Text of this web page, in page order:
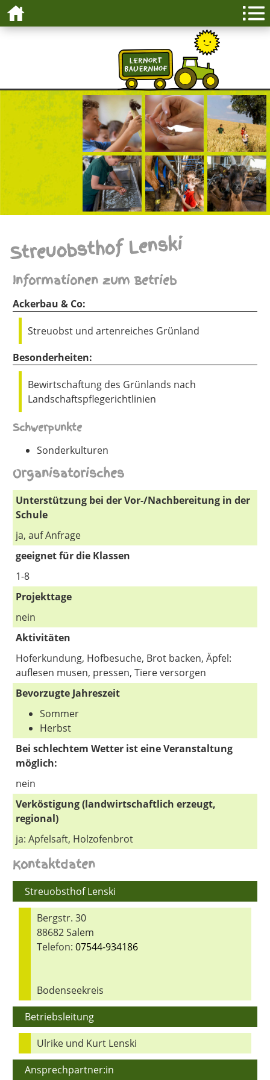
Streuobsthof Lenski
Informationen zum Betrieb
Ackerbau & Co:
Streuobst und artenreiches Grünland
Besonderheiten:
Bewirtschaftung des Grünlands nach
Landschaftspflegerichtlinien
Schwerpunkte
Sonderkulturen
Organisatorisches
Unterstützung bei der Vor-/Nachbereitung in der
Schule
ja, auf Anfrage
geeignet für die Klassen
1-8
Projekttage
nein
Aktivitäten
Hoferkundung, Hofbesuche, Brot backen, Äpfel:
auflesen musen, pressen, Tiere versorgen
Bevorzugte Jahreszeit
Sommer
Herbst
Bei schlechtem Wetter ist eine Veranstaltung
möglich:
nein
Verköstigung (landwirtschaftlich erzeugt,
regional)
ja: Apfelsaft, Holzofenbrot
Kontaktdaten
Streuobsthof Lenski
Bergstr. 30
88682 Salem
Telefon:07544-934186
Bodenseekreis
Betriebsleitung
Ulrike und Kurt Lenski
Ansprechpartner:in